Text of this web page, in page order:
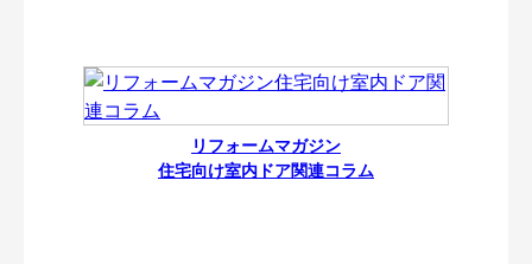
リフォームマガジン
住宅向け室内ドア関連コラム